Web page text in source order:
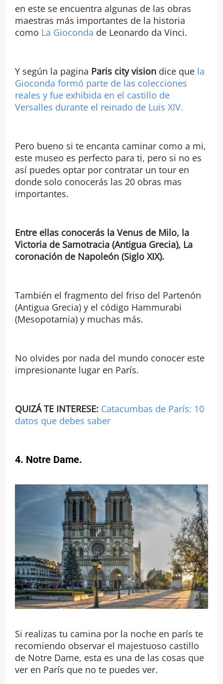
en este se encuentra algunas de las obras
maestras más importantes de la historia
como La Gioconda de Leonardo da Vinci.
Y según la pagina Paris city vision dice que la
Gioconda formó parte de las colecciones
reales y fue exhibida en el castillo de
Versalles durante el reinado de Luis XIV.
Pero bueno si te encanta caminar como a mi,
este museo es perfecto para ti, pero si no es
así puedes optar por contratar un tour en
donde solo conocerás las 20 obras mas
importantes.
Entre ellas conocerás la Venus de Milo, la
Victoria de Samotracia (Antigua Grecia), La
coronación de Napoleón (Siglo XIX).
También el fragmento del friso del Partenón
(Antigua Grecia) y el código Hammurabi
(Mesopotamia) y muchas más.
No olvides por nada del mundo conocer este
impresionante lugar en París.
QUIZÁ TE INTERESE: Catacumbas de París: 10
datos que debes saber
4. Notre Dame.
Si realizas tu camina por la noche en parís te
recomiendo observar el majestuoso castillo
de Notre Dame, esta es una de las cosas que
ver en París que no te puedes ver.